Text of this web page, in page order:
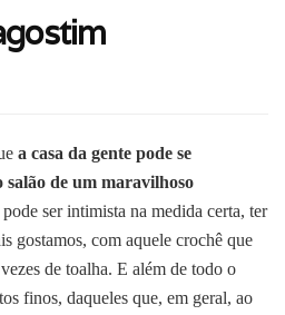
a casa da gente pode se
de um maravilhoso
ser intimista na medida certa, ter
gostamos, com aquele crochê que
de toalha. E além de todo o
finos, daqueles que, em geral, ao